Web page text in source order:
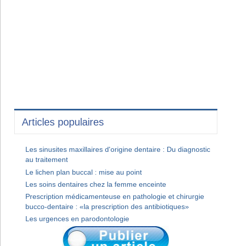
Articles populaires
Les sinusites maxillaires d'origine dentaire : Du diagnostic
au traitement
Le lichen plan buccal : mise au point
Les soins dentaires chez la femme enceinte
Prescription médicamenteuse en pathologie et chirurgie
bucco-dentaire : «la prescription des antibiotiques»
Les urgences en parodontologie